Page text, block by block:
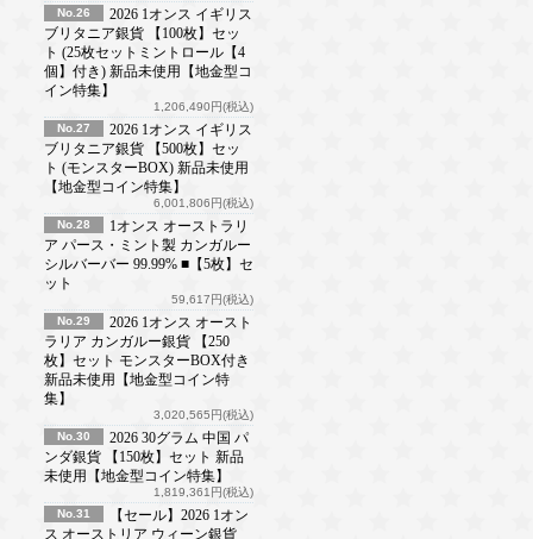
No.26
2026 1オンス イギリス
ブリタニア銀貨 【100枚】セッ
ト (25枚セットミントロール【4
個】付き) 新品未使用【地金型コ
イン特集】
1,206,490円(税込)
No.27
2026 1オンス イギリス
ブリタニア銀貨 【500枚】セッ
ト (モンスターBOX) 新品未使用
【地金型コイン特集】
6,001,806円(税込)
No.28
1オンス オーストラリ
ア パース・ミント製 カンガルー
シルバーバー 99.99% ■【5枚】セ
ット
59,617円(税込)
No.29
2026 1オンス オースト
ラリア カンガルー銀貨 【250
枚】セット モンスターBOX付き
新品未使用【地金型コイン特
集】
3,020,565円(税込)
No.30
2026 30グラム 中国 パ
ンダ銀貨 【150枚】セット 新品
未使用【地金型コイン特集】
1,819,361円(税込)
No.31
【セール】2026 1オン
ス オーストリア ウィーン銀貨